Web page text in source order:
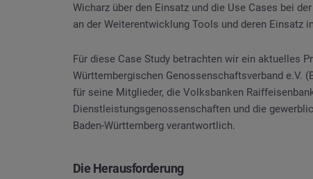
Wicharz über den Einsatz und die Use Cases bei
an der Weiterentwicklung Tools und deren Einsatz
Für diese Case Study betrachten wir ein aktuelles
Württembergischen Genossenschaftsverband e.V.
für seine Mitglieder, die Volksbanken
Dienstleistungsgenossenschaften und die
Baden-Württemberg verantwortlich.
Die Herausforderung